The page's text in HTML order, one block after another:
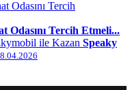
Odasını Tercih Etmeli...
Speaky